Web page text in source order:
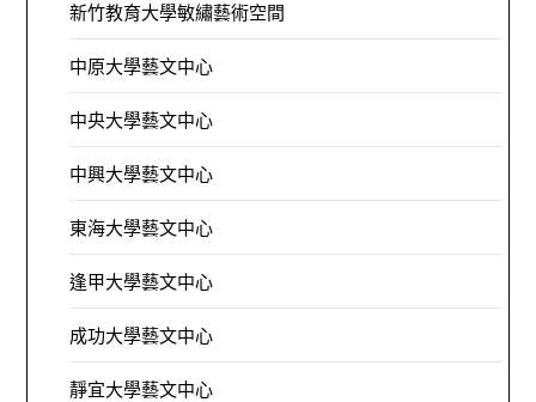
新竹教育大學敏繡藝術空間
中原大學藝文中心
中央大學藝文中心
中興大學藝文中心
東海大學藝文中心
逢甲大學藝文中心
成功大學藝文中心
靜宜大學藝文中心